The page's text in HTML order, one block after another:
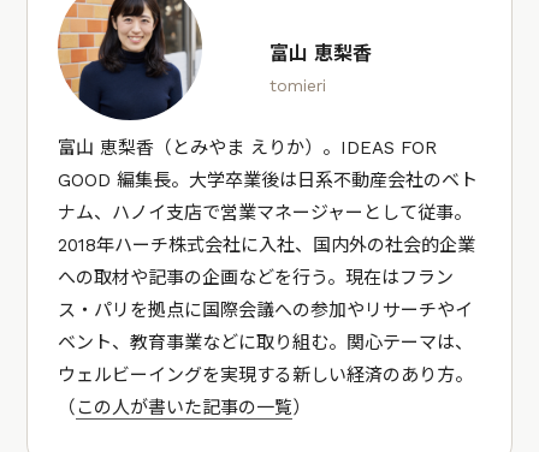
富山 恵梨香
tomieri
富山 恵梨香（とみやま えりか）。IDEAS FOR
GOOD 編集長。大学卒業後は日系不動産会社のベト
ナム、ハノイ支店で営業マネージャーとして従事。
2018年ハーチ株式会社に入社、国内外の社会的企業
への取材や記事の企画などを行う。現在はフラン
ス・パリを拠点に国際会議への参加やリサーチやイ
ベント、教育事業などに取り組む。関心テーマは、
ウェルビーイングを実現する新しい経済のあり方。
（この人が書いた記事の一覧）